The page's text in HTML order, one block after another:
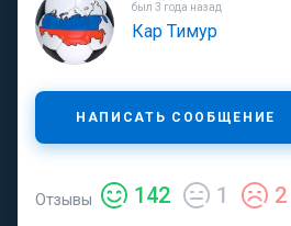
был 3 года назад
Кар Тимур
НАПИСАТЬ СООБЩЕНИЕ
Отзывы 142 1 2